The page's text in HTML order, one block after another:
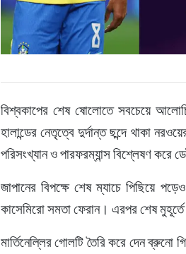
বিশ্বকাপের শেষ ষোলোতে সবচেয়ে
হালান্ডের নেতৃত্বে দুর্দান্ত ছন্দে থাকা
পরিসংখ্যান ও পারফরম্যান্স বিশ্লেষণ করে
জাপানের বিপক্ষে শেষ ম্যাচে পিছিয়ে
কাসেমিরো সমতা ফেরান। এরপর শেষ
মার্তিনেল্লির গোলটি তৈরি করে দেন